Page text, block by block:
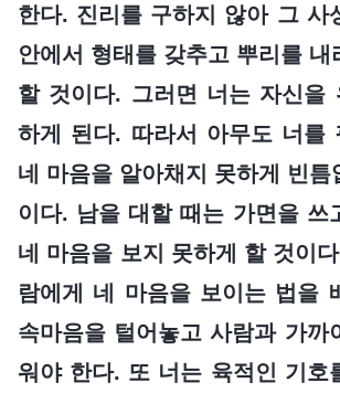
한다. 진리를 구하지 않아 그 사
안에서 형태를 갖추고 뿌리를 내
할 것이다. 그러면 너는 자신을
하게 된다. 따라서 아무도 너를
네 마음을 알아채지 못하게 빈틈
이다. 남을 대할 때는 가면을 쓰
네 마음을 보지 못하게 할 것이
람에게 네 마음을 보이는 법을
속마음을 털어놓고 사람과 가까
워야 한다. 또 너는 육적인 기호